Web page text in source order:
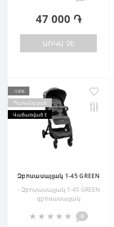
47 000 ֏
ԱՌԿԱ ՉԷ
-14%
Պահանջված
Վաճառված է
Զբոսասայլակ 1-45 GREEN
- Զբոսասայլակ 1-45 GREEN
զբոսասայլակ
0